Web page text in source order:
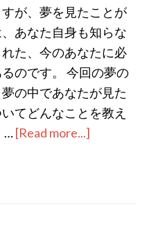
が、夢を見たことが
あなた自身も知らな
た、今のあなたに必
のです。 今回の夢の
の中であなたが見た
てどんなことを教え
…[Read more...]